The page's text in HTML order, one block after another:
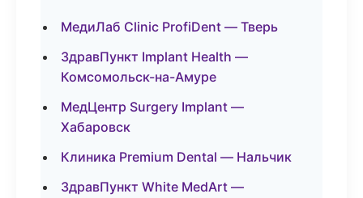
МедиЛаб Clinic ProfiDent — Тверь
ЗдравПункт Implant Health —
Комсомольск-на-Амуре
МедЦентр Surgery Implant —
Хабаровск
Клиника Premium Dental — Нальчик
ЗдравПункт White MedArt —